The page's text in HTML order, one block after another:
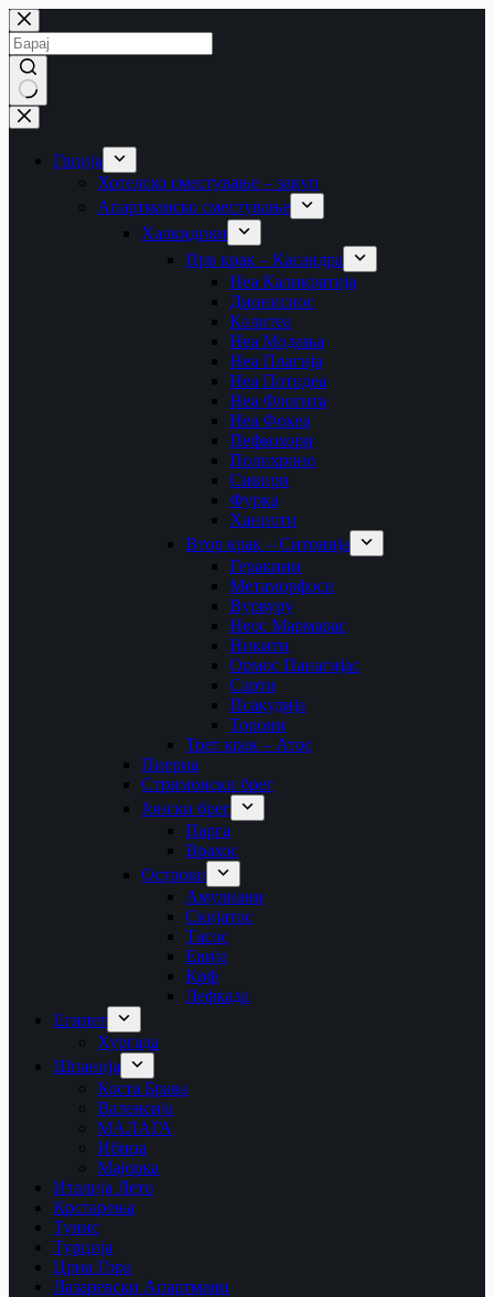
Skip
to
content
No
results
Грција
Хотелско сместување – закуп
Апартманско сместување
Халкидики
Прв крак – Касандра
Неа Каликратија
Дионисиос
Калитеа
Неа Модања
Неа Плагија
Неа Потидеа
Неа Флогита
Неа Фокеа
Пефкохори
Полихроно
Сивири
Фурка
Ханиоти
Втор крак – Ситонија
Геракини
Метаморфоси
Вурвуру
Неос Мармарас
Никити
Ормос Панагијас
Сарти
Псакудија
Торони
Трет крак – Атос
Пиериа
Стримонски брег
Јонски брег
Парга
Врахос
Острови
Амулиани
Скијатос
Тасос
Евија
Крф
Лефкада
Египет
Хургада
Шпанија
Коста Брава
Валенсија
МАЛАГА
Ибица
Мајорка
Италија Лето
Крстарења
Тунис
Турција
Црна Гора
Лазаревски Апартмани